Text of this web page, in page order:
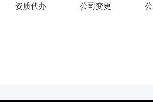
资质代办 公司变更